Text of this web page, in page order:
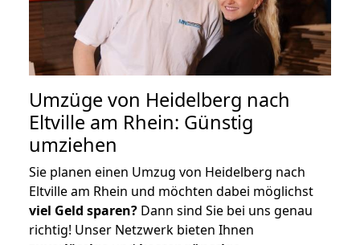
Umzüge von Heidelberg nach
Eltville am Rhein: Günstig
umziehen
Sie planen einen Umzug von Heidelberg nach
Eltville am Rhein und möchten dabei möglichst
viel Geld sparen? Dann sind Sie bei uns genau
richtig! Unser Netzwerk bieten Ihnen